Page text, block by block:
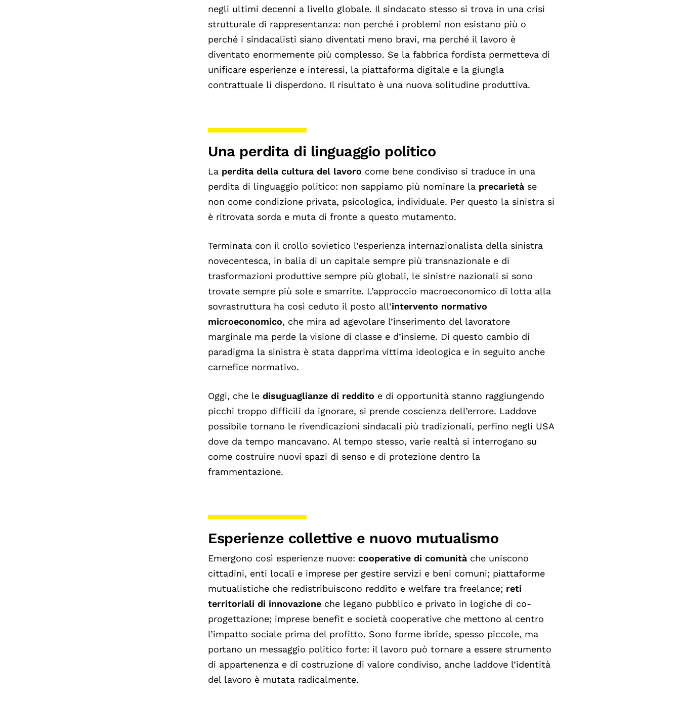
negli ultimi decenni a livello globale. Il sindacato stesso si trova in una crisi
strutturale di rappresentanza: non perché i problemi non esistano più o
perché i sindacalisti siano diventati meno bravi, ma perché il lavoro è
diventato enormemente più complesso. Se la fabbrica fordista permetteva di
unificare esperienze e interessi, la piattaforma digitale e la giungla
contrattuale li disperdono. Il risultato è una nuova solitudine produttiva.
Una perdita di linguaggio politico
La perdita della cultura del lavoro come bene condiviso si traduce in una
perdita di linguaggio politico: non sappiamo più nominare la precarietà se
non come condizione privata, psicologica, individuale. Per questo la sinistra si
è ritrovata sorda e muta di fronte a questo mutamento.
Terminata con il crollo sovietico l’esperienza internazionalista della sinistra
novecentesca, in balia di un capitale sempre più transnazionale e di
trasformazioni produttive sempre più globali, le sinistre nazionali si sono
trovate sempre più sole e smarrite. L’approccio macroeconomico di lotta alla
sovrastruttura ha così ceduto il posto all’intervento normativo
microeconomico, che mira ad agevolare l’inserimento del lavoratore
marginale ma perde la visione di classe e d’insieme. Di questo cambio di
paradigma la sinistra è stata dapprima vittima ideologica e in seguito anche
carnefice normativo.
Oggi, che le disuguaglianze di reddito e di opportunità stanno raggiungendo
picchi troppo difficili da ignorare, si prende coscienza dell’errore. Laddove
possibile tornano le rivendicazioni sindacali più tradizionali, perfino negli USA
dove da tempo mancavano. Al tempo stesso, varie realtà si interrogano su
come costruire nuovi spazi di senso e di protezione dentro la
frammentazione.
Esperienze collettive e nuovo mutualismo
Emergono così esperienze nuove: cooperative di comunità che uniscono
cittadini, enti locali e imprese per gestire servizi e beni comuni; piattaforme
mutualistiche che redistribuiscono reddito e welfare tra freelance; reti
territoriali di innovazione che legano pubblico e privato in logiche di co-
progettazione; imprese benefit e società cooperative che mettono al centro
l’impatto sociale prima del profitto. Sono forme ibride, spesso piccole, ma
portano un messaggio politico forte: il lavoro può tornare a essere strumento
di appartenenza e di costruzione di valore condiviso, anche laddove l’identità
del lavoro è mutata radicalmente.